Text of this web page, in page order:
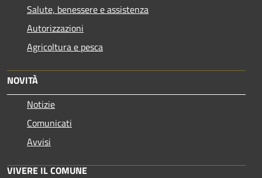
Salute, benessere e assistenza
Autorizzazioni
Agricoltura e pesca
NOVITÀ
Notizie
Comunicati
Avvisi
VIVERE IL COMUNE